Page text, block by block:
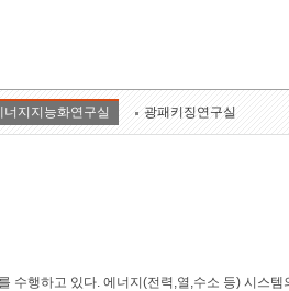
너지지능화연구실 광패키징연구실
수행하고 있다. 에너지(전력,열,수소 등) 시스템